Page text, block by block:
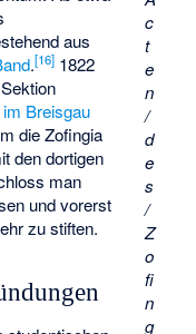
c
t
e
n
/
d
e
s
/
Z
o
fi
n
g
aus
.[16] 1822
im Breisgau
die Zofingia
den dortigen
man
und vorerst
zu stiften.